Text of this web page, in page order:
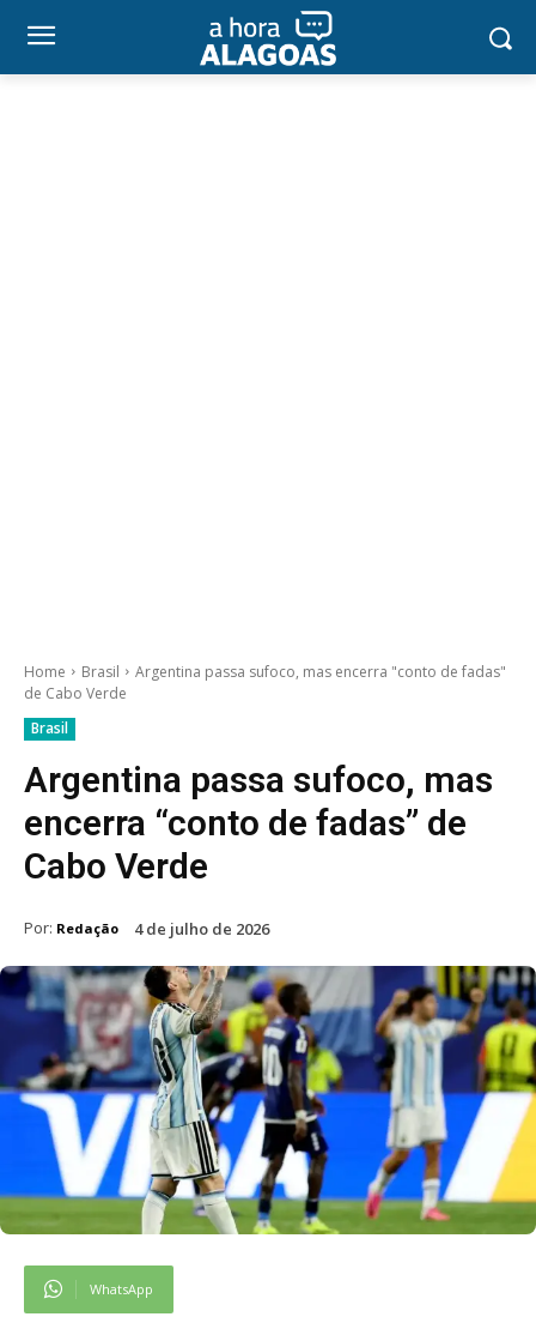
Home Brasil
Argentina passa sufoco, mas encerra "conto de fadas"
de Cabo Verde
Brasil
Argentina passa sufoco, mas
encerra “conto de fadas” de
Cabo Verde
Por: Redação 4 de julho de 2026
WhatsApp